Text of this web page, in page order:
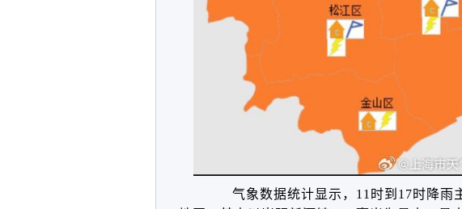
气象数据统计显示，11时到17时降雨